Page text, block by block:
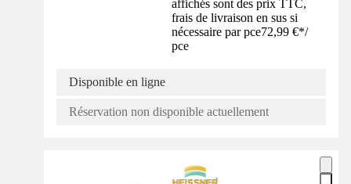
affichés sont des prix TTC,
frais de livraison en sus si
nécessaire par pce72,99 €*/
pce
Disponible en ligne
Réservation non disponible actuellement